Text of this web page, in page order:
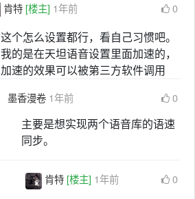
肯特 [楼主] 1年前 0
这个怎么设置都行，看自己习惯吧。
我的是在天坦语音设置里面加速的，
加速的效果可以被第三方软件调用
墨香漫卷 1年前 0
主要是想实现两个语音库的语速
同步。
肯特 [楼主] 1年前 0